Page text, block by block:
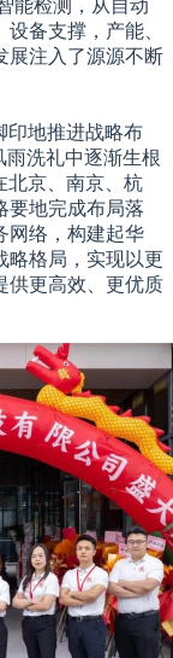
能检测，从自动
备支撑，产能、
展注入了源源不断
印地推进战略布
雨洗礼中逐渐生根
北京、南京、杭
要地完成布局落
网络，构建起华
略格局，实现以更
供更高效、更优质